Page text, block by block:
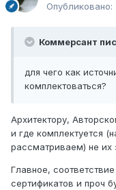
Опубликовано:
Коммерсант
для чего как
комплектоваться?
Архитектору,
и где комплектуется
рассматриваем) не их
Главное,
сертификатов и проч